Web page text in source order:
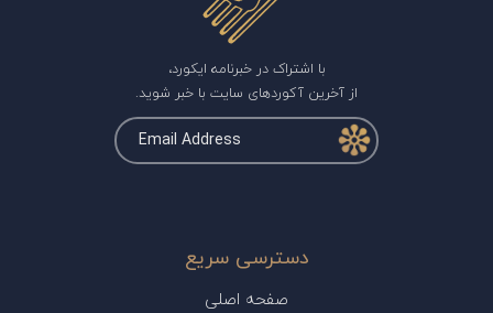
با اشتراک در خبرنامه ایکورد،
از آخرین آکوردهای سایت با خبر شوید.
دسترسی سریع
صفحه اصلی